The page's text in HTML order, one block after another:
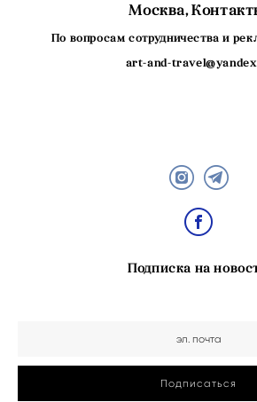
Москва,
По вопросам сотрудничества и
art-and-
Подписка на
Подписаться